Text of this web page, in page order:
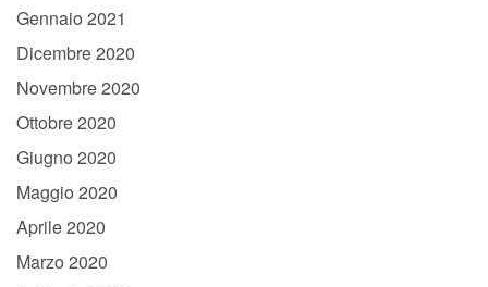
Gennaio 2021
Dicembre 2020
Novembre 2020
Ottobre 2020
Giugno 2020
Maggio 2020
Aprile 2020
Marzo 2020